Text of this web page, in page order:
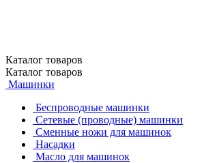
Каталог товаров
Каталог товаров
Машинки
Беспроводные машинки
Сетевые (проводные) машинки
Сменные ножи для машинок
Насадки
Масло для машинок